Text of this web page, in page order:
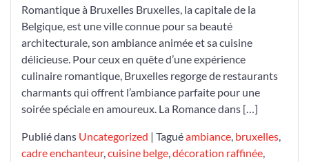
Romantique à Bruxelles Bruxelles, la capitale de la
Belgique, est une ville connue pour sa beauté
architecturale, son ambiance animée et sa cuisine
délicieuse. Pour ceux en quête d’une expérience
culinaire romantique, Bruxelles regorge de restaurants
charmants qui offrent l’ambiance parfaite pour une
soirée spéciale en amoureux. La Romance dans […]
Publié dans Uncategorized | Taguéambiance, bruxelles,
cadre enchanteur,cuisine belge,décoration raffinée,